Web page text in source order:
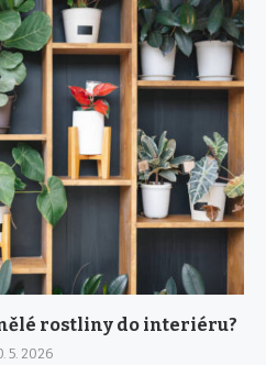
rostliny do interiéru?
5. 2026